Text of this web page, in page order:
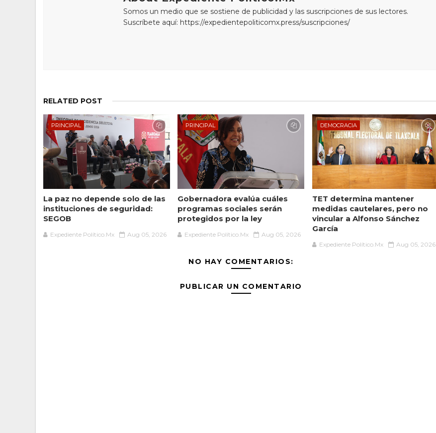
Somos un medio que se sostiene de publicidad y las suscripciones de sus lectores.
Suscríbete aquí: https://expedientepoliticomx.press/suscripciones/
RELATED POST
PRINCIPAL
La paz no depende solo de las
instituciones de seguridad:
SEGOB
Expediente Político.Mx Aug 05, 2026
PRINCIPAL
Gobernadora evalúa cuáles
programas sociales serán
protegidos por la ley
Expediente Político.Mx Aug 05, 2026
DEMOCRACIA
TET determina mantener
medidas cautelares, pero no
vincular a Alfonso Sánchez
García
Expediente Político.Mx Aug 05, 2026
NO HAY COMENTARIOS:
PUBLICAR UN COMENTARIO